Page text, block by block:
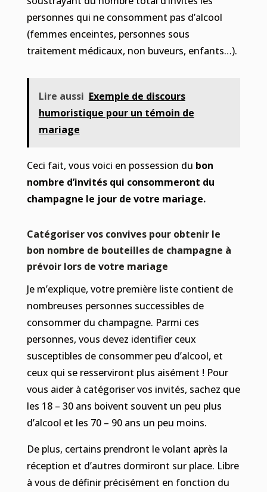
personnes qui ne consomment pas d’alcool
(femmes enceintes, personnes sous
traitement médicaux, non buveurs, enfants…).
Lire aussi Exemple de discours
humoristique pour un témoin de
mariage
Ceci fait, vous voici en possession du bon
nombre d’invités qui consommeront du
champagne le jour de votre mariage.
Catégoriser vos convives pour obtenir le
bon nombre de bouteilles de champagne à
prévoir lors de votre mariage
Je m’explique, votre première liste contient de
nombreuses personnes successibles de
consommer du champagne. Parmi ces
personnes, vous devez identifier ceux
susceptibles de consommer peu d’alcool, et
ceux qui se resserviront plus aisément ! Pour
vous aider à catégoriser vos invités, sachez que
les 18 – 30 ans boivent souvent un peu plus
d’alcool et les 70 – 90 ans un peu moins.
De plus, certains prendront le volant après la
réception et d’autres dormiront sur place. Libre
à vous de définir précisément en fonction du